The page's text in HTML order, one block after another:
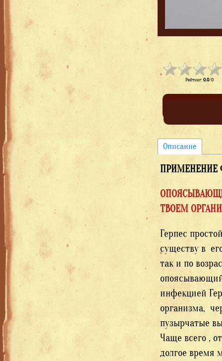
Рейтинг:0.0/0
Описание
ПРИМЕНЕНИЕ
ТВОЕМ
Герпес
существу в
так и по
инфекцией
организма,
пузырчатые
Чаще всего ,
долгое время